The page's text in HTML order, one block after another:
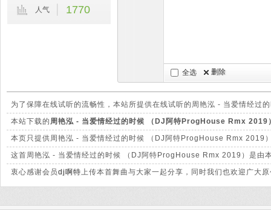
全选 删除
人气 1770
为了保障在线试听的流畅性，本站所提供在线试听的周艳泓 - 当爱情经
文件有很大的差别。
本站下载的 周艳泓 - 当爱情经过的时候 （DJ阿特ProgHouse Rmx 2019
清脆高清晰。
本页只提供周艳泓 - 当爱情经过的时候 （DJ阿特ProgHouse Rmx 2019
这首周艳泓 - 当爱情经过的时候 （DJ阿特ProgHouse Rmx 2019）是由
衷心感谢会员dj啊特上传本首舞曲与大家一起分享，同时我们也欢迎广大